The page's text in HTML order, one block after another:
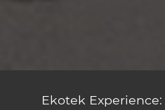
Ekotek Experience: